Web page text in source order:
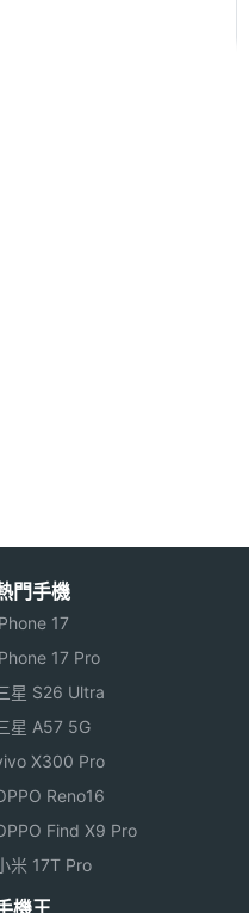
5.0.2 Lollipop 作業
410, 1.2GHz 四
ROM 儲存空間。讓
獨立錄製 4 條高音質
軟體預載。
+ LE / aptX，可以
音系統。Marshall
動對機相機、200 萬
燈，隨手記錄生活。
門手機
17
17 Pro
星 S26 Ultra
星 A57 5G
X300 Pro
Reno16
Find X9 Pro
米 17T Pro